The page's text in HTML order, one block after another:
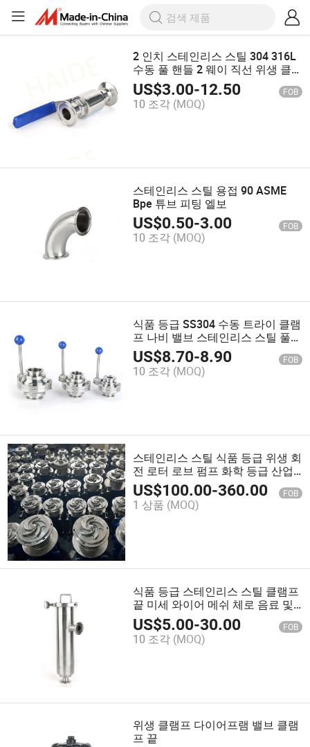
2 인치 스테인리스 스틸 304 316L
수동 풀 핸들 2 웨이 직선 위생 클
램프 볼 밸브
US$3.00-12.50 FOB
10 조각 (MOQ)
스테인리스 스틸 용접 90 ASME
Bpe 튜브 피팅 엘보
US$0.50-3.00 FOB
10 조각 (MOQ)
식품 등급 SS304 수동 트라이 클램
프 나비 밸브 스테인리스 스틸 풀
핸들 블루 볼
US$8.70-8.90 FOB
10 조각 (MOQ)
스테인리스 스틸 식품 등급 위생 회
전 로터 로브 펌프 화학 등급 산업
로브 펌프/로터 펌프/회전 로브 펌
프 ATEX 승인
US$100.00-360.00 FOB
1 상품 (MOQ)
식품 등급 스테인리스 스틸 클램프
끝 미세 와이어 메쉬 체로 음료 및
우유용
US$5.00-30.00 FOB
10 조각 (MOQ)
위생 클램프 다이어프램 밸브 클램
프 끝